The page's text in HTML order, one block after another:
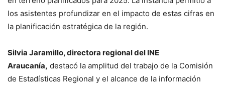
los asistentes profundizar en el impacto de estas cifras en
la planificación estratégica de la región.
Silvia Jaramillo, directora regional del INE
Araucanía, destacó la amplitud del trabajo de la Comisión
de Estadísticas Regional y el alcance de la información